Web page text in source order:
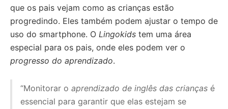
que os pais vejam como as crianças estão
progredindo. Eles também podem ajustar o tempo de
uso do smartphone. O Lingokids tem uma área
especial para os pais, onde eles podem ver o
progresso do aprendizado.
“Monitorar o aprendizado de inglês das crianças é
essencial para garantir que elas estejam se